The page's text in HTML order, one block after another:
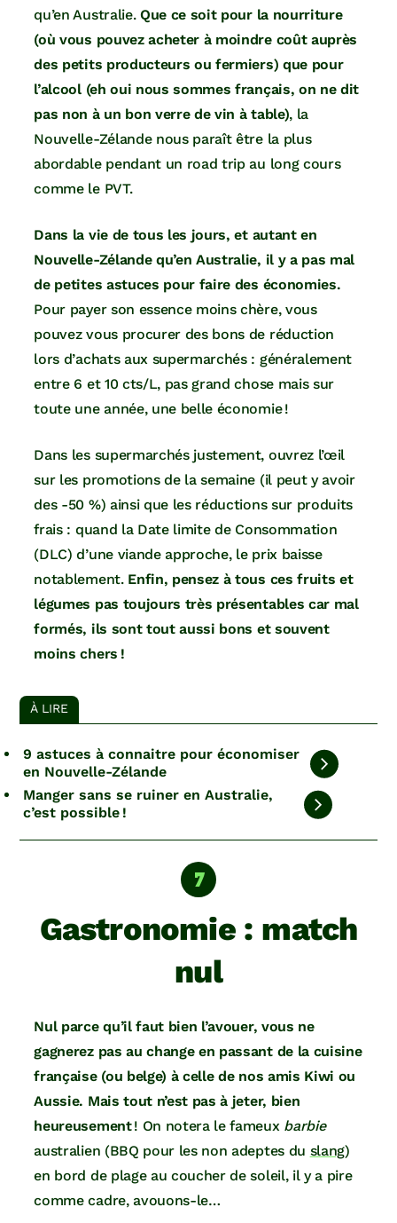
qu’en Australie. Que ce soit pour la nourriture
(où vous pouvez acheter à moindre coût auprès
des petits producteurs ou fermiers) que pour
l’alcool (eh oui nous sommes français, on ne dit
pas non à un bon verre de vin à table), la
Nouvelle-Zélande nous paraît être la plus
abordable pendant un road trip au long cours
comme le PVT.
Dans la vie de tous les jours, et autant en
Nouvelle-Zélande qu’en Australie, il y a pas mal
de petites astuces pour faire des économies.
Pour payer son essence moins chère, vous
pouvez vous procurer des bons de réduction
lors d’achats aux supermarchés : généralement
entre 6 et 10 cts/L, pas grand chose mais sur
toute une année, une belle économie !
Dans les supermarchés justement, ouvrez l’œil
sur les promotions de la semaine (il peut y avoir
des -50 %) ainsi que les réductions sur produits
frais : quand la Date limite de Consommation
(DLC) d’une viande approche, le prix baisse
notablement. Enfin, pensez à tous ces fruits et
légumes pas toujours très présentables car mal
formés, ils sont tout aussi bons et souvent
moins chers !
À LIRE
9 astuces à connaitre pour économiser
en Nouvelle-Zélande
Manger sans se ruiner en Australie,
c’est possible !
Gastronomie : match
nul
Nul parce qu’il faut bien l’avouer, vous ne
gagnerez pas au change en passant de la cuisine
française (ou belge) à celle de nos amis Kiwi ou
Aussie. Mais tout n’est pas à jeter, bien
heureusement! On notera le fameux barbie
australien (BBQ pour les non adeptes du slang)
en bord de plage au coucher de soleil, il y a pire
comme cadre, avouons-le…